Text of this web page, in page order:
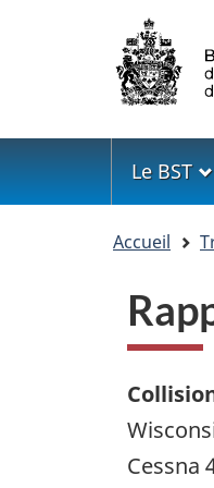
de
la
langue
Menu
Le BST
Accueil
Cessna